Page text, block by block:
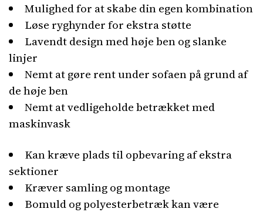
Mulighed for at skabe din egen kombination
Løse ryghynder for ekstra støtte
Lavendt design med høje ben og slanke
linjer
Nemt at gøre rent under sofaen på grund af
de høje ben
Nemt at vedligeholde betrækket med
maskinvask
Kan kræve plads til opbevaring af ekstra
sektioner
Kræver samling og montage
Bomuld og polyesterbetræk kan være